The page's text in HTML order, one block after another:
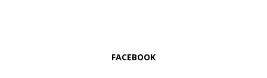
FACEBOOK